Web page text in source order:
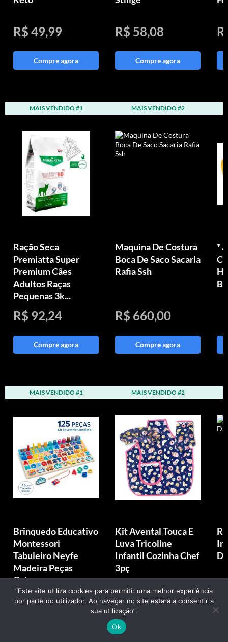
R$ 49,99
Compre agora
R$ 58,08
Compre agora
MAIS VENDIDO #1
Ração Seca
Premiatta Super
Premium Cães
Adultos Raças
Pequenas 3k...
R$ 92,24
Compre agora
MAIS VENDIDO #2
Maquina De Costura
Boca De Saco Sacaria
Rafia Ssh
R$ 660,00
Compre agora
*
MAIS VENDIDO #1
Brinquedo Educativo
Montessori
Tabuleiro Neyfe
Madeira Peças
Colo...
R$ 149,88
MAIS VENDIDO #2
Kit Avental Touca E
Luva Tricoline
Infantil Cozinha Chef
3pç
R$ 62,61
“Este site utiliza cookies para permitir uma melhor experiência
por parte do utilizador. Ao navegar no site estará a consentir a
sua utilização”.
Ok